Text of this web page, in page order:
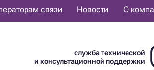
связи Новости О
служба технической
и консультационной поддержки